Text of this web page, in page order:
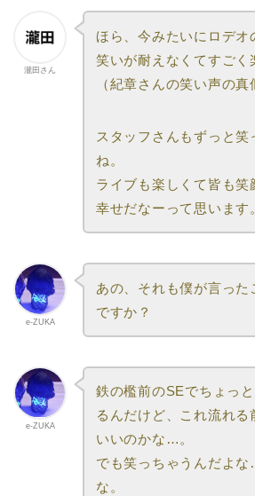
瀧田さん
ほら、今みたいにロデオ
笑いが耐えなくてすごく
（紀章さんの笑い声の真
スタッフさんもずっと笑
ね。
ライブも楽しくて皆も笑
幸せだなーって思います
e-ZUKA
あの、それも僕が言った
ですか？
e-ZUKA
鉄の檻前のSEでちょっ
るんだけど、これ流れる
いいのかな…。
でも笑っちゃうんだよ
な。